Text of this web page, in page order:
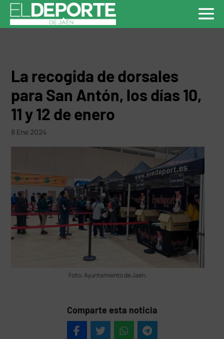
La recogida de dorsales
para San Antón, los días 10,
11 y 12 de enero
8 Ene 2024
Foto: Ayuntamiento de Jaén.
Comparte esta noticia